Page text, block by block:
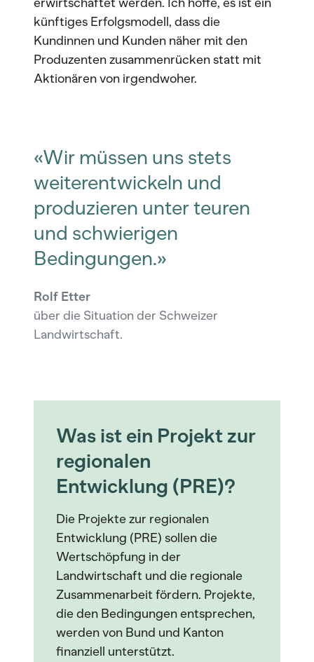
künftiges Erfolgsmodell, dass die
Kundinnen und Kunden näher mit den
Produzenten zusammenrücken statt mit
Aktionären von irgendwoher.
«Wir müssen uns stets
weiterentwickeln und
produzieren unter teuren
und schwierigen
Bedingungen.»
Rolf Etter
über die Situation der Schweizer
Landwirtschaft.
Was ist ein Projekt zur
regionalen
Entwicklung (PRE)?
Die Projekte zur regionalen
Entwicklung (PRE) sollen die
Wertschöpfung in der
Landwirtschaft und die regionale
Zusammenarbeit fördern. Projekte,
die den Bedingungen entsprechen,
werden von Bund und Kanton
finanziell unterstützt.